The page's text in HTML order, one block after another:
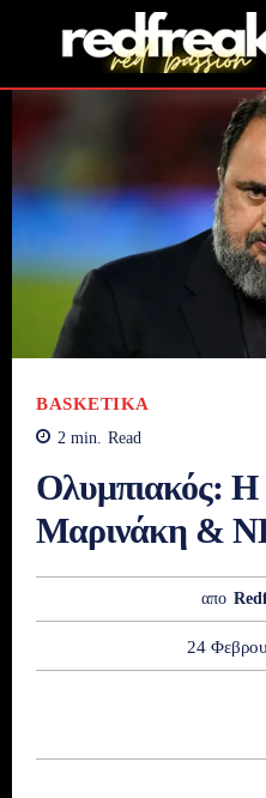
BASKETIKA
2 min. Read
Ολυμπιακός: Η
Μαρινάκη &
απο
24